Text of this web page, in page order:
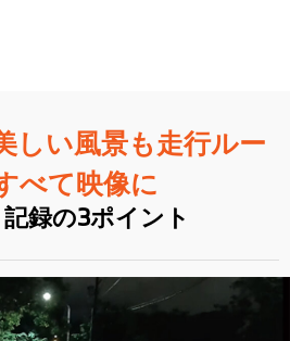
しい風景も走行ルー
べて映像に
録の3ポイント